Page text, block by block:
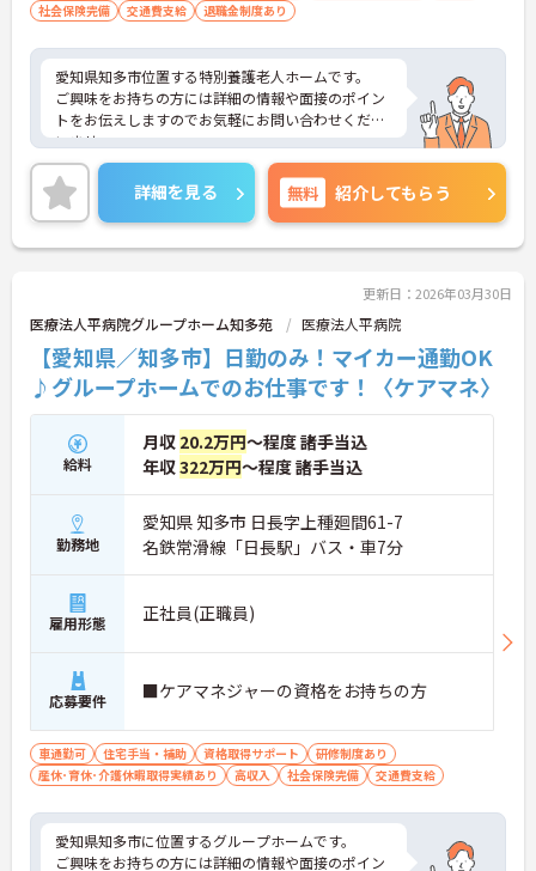
社会保険完備
交通費支給 退職金制度あり
愛知県知多市位置する特別養護老人ホームです。
ご興味をお持ちの方には詳細の情報や面接のポイン
トをお伝えしますのでお気軽にお問い合わせくださ
いませ。
詳細を見る 無料 紹介してもらう
更新日：2026年03月30日
医療法人平病院グループホーム知多苑 医療法人平病院
【愛知県／知多市】日勤のみ！マイカー通勤OK
♪グループホームでのお仕事です！〈ケアマネ〉
給料
月収 20.2万円～程度 諸手当込
年収322万円～程度 諸手当込
勤務地
愛知県 知多市 日長字上種廻間61-7
名鉄常滑線「日長駅」バス・車7分
雇用形態 正社員(正職員)
応募要件 ■ケアマネジャーの資格をお持ちの方
車通勤可 住宅手当・補助 資格取得サポート
研修制度あり
産休･育休･介護休暇取得実績あり
高収入 社会保険完備 交通費支給
愛知県知多市に位置するグループホームです。
ご興味をお持ちの方には詳細の情報や面接のポイン